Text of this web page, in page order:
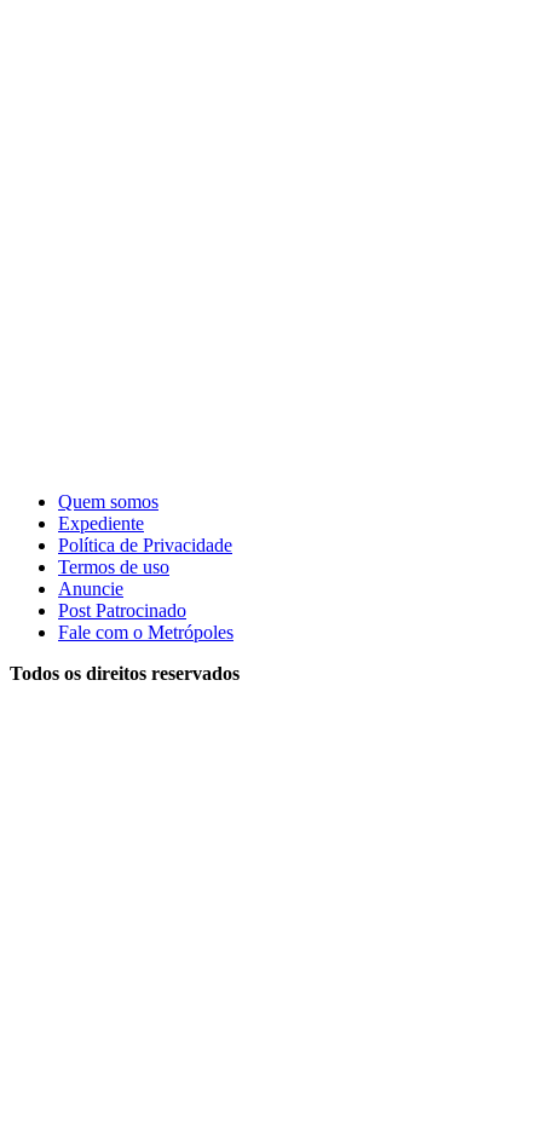
Quem somos
Expediente
Política de Privacidade
Termos de uso
Anuncie
Post Patrocinado
Fale com o Metrópoles
Todos os direitos reservados